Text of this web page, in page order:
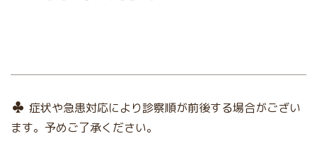
症状や急患対応により診察順が前後する場合がござい
ます。予めご了承ください。